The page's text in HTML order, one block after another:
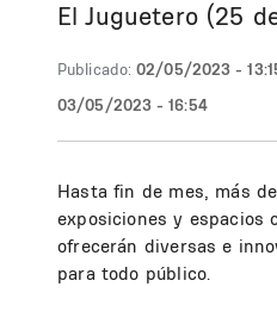
El Juguetero (25
Publicado: 02/05/2023 -
03/05/2023 - 16:54
Hasta fin de mes, más
exposiciones y espacios
ofrecerán diversas e
para todo público.